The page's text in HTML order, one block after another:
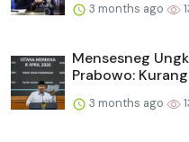
3 months ago
Mensesneg
Prabowo:
3 months ago